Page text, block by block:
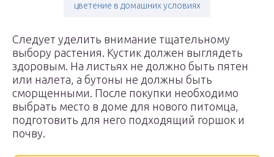
цветение в домашних условиях
Следует уделить внимание тщательному
выбору растения. Кустик должен выглядеть
здоровым. На листьях не должно быть пятен
или налета, а бутоны не должны быть
сморщенными. После покупки необходимо
выбрать место в доме для нового питомца,
подготовить для него подходящий горшок и
почву.